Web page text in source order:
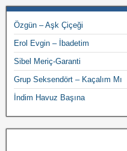
Özgün – Aşk Çiçeği
Erol Evgin – İbadetim
Sibel Meriç-Garanti
Grup Seksendört – Kaçalım Mı
İndim Havuz Başına